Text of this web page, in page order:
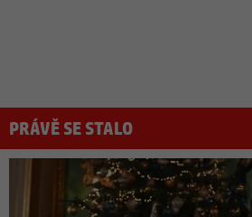
PRÁVĚ SE STALO